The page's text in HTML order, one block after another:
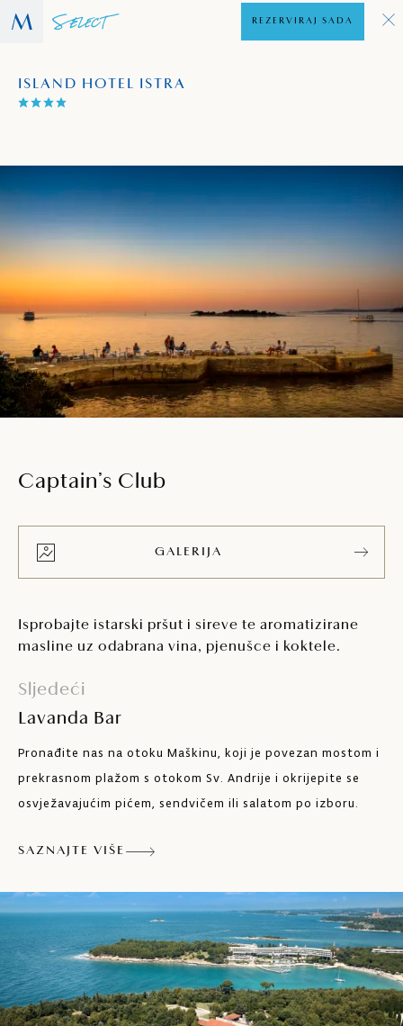
ISLAND HOTEL ISTRA
REZERVIRAJ SADA
Captain’s Club
GALERIJA
Isprobajte istarski pršut i sireve te aromatizirane
masline uz odabrana vina, pjenušce i koktele.
Sljedeći
Lavanda Bar
Pronađite nas na otoku Maškinu, koji je povezan mostom i
prekrasnom plažom s otokom Sv. Andrije i okrijepite se
osvježavajućim pićem, sendvičem ili salatom po izboru.
SAZNAJTE VIŠE